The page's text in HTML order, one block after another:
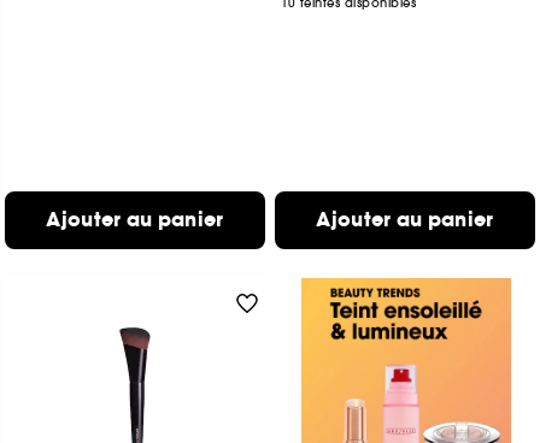
Ajouter au panier Ajouter au panier